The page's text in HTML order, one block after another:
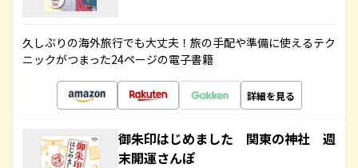
久しぶりの海外旅行でも大丈夫！旅の手配や準備に使えるテク
ニックがつまった24ページの電子書籍
詳細を見る
御朱印はじめました 関東の神社 週
末開運さんぽ